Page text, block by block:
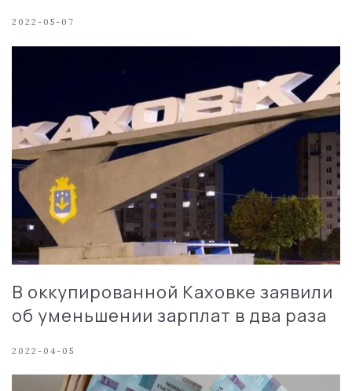
2022-05-07
В оккупированной Каховке заявили
об уменьшении зарплат в два раза
2022-04-05